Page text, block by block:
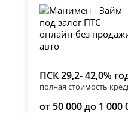
ПСК 29,2- 42,0%
полная стоимость
от 50 000 до 1 000